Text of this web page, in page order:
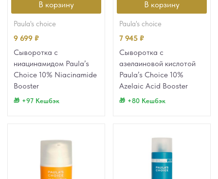
В корзину
paula's choice
9 699 ₽
Сыворотка с
ниацинамидом Paula’s
Choice 10% Niacinamide
Booster
+97 Кешбэк
В корзину
paula's choice
7 945 ₽
Сыворотка с
азелаиновой кислотой
Paula’s Choice 10%
Azelaic Acid Booster
+80 Кешбэк